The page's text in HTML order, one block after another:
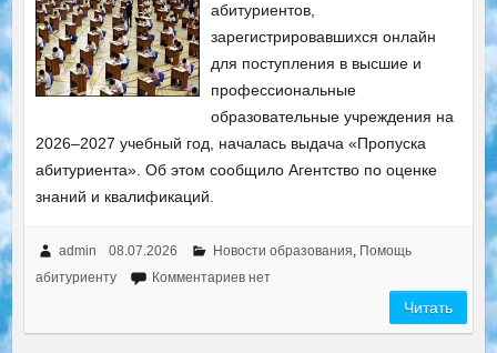
абитуриентов,
зарегистрировавшихся онлайн
для поступления в высшие и
профессиональные
образовательные учреждения на
2026–2027 учебный год, началась выдача «Пропуска
абитуриента». Об этом сообщило Агентство по оценке
знаний и квалификаций.
admin 08.07.2026 Новости образования, Помощь
абитуриенту
Комментариев нет
Читать